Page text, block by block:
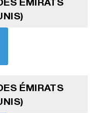
ÉMIRATS